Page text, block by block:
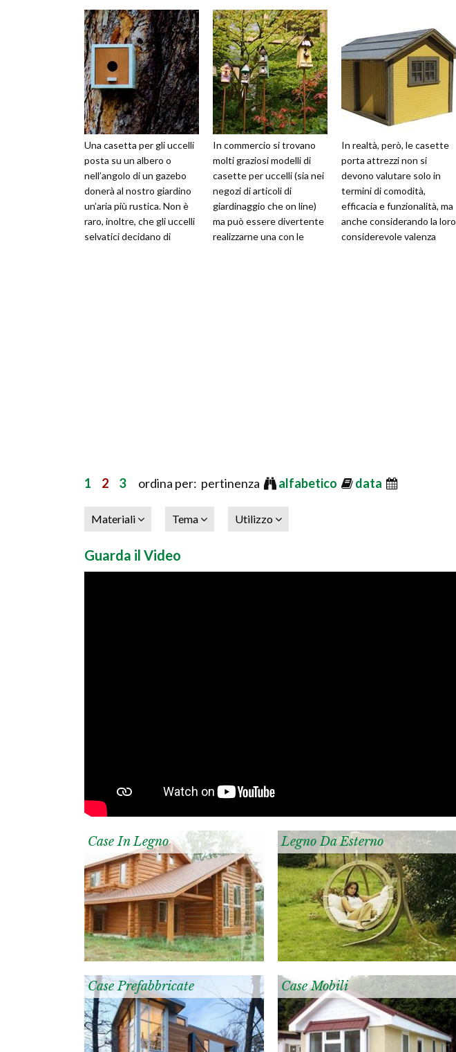
Una casetta per gli uccelli
posta su un albero o
nell’angolo di un gazebo
donerà al nostro giardino
un’aria più rustica. Non è
raro, inoltre, che gli uccelli
selvatici decidano di
In commercio si trovano
molti graziosi modelli di
casette per uccelli (sia nei
negozi di articoli di
giardinaggio che on line)
ma può essere divertente
realizzarne una con le
In realtà, però, le casette
porta attrezzi non si
devono valutare solo in
termini di comodità,
efficacia e funzionalità, ma
anche considerando la loro
considerevole valenza
1 2 3ordina per: pertinenza alfabetico data
Materiali Tema Utilizzo
Guarda il Video
Case In Legno Legno Da Esterno
Case Prefabbricate Case Mobili